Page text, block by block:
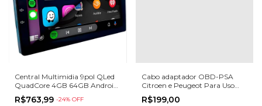
Central Multimidia 9pol QLed
QuadCore 4GB 64GB Android
Auto Carplay Espelhamento
R$763,99 -24% OFF
Cabo adaptador OBD-PSA
Citroen e Peugeot Para Uso
com Dispositivo CustomEasy
R$199,00